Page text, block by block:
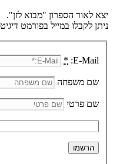
יצא לאור הספרון "מבוא לזן".
ניתן לקבלו במייל בפורמט
E-Mail:
*
שם משפחה
שם פרטי